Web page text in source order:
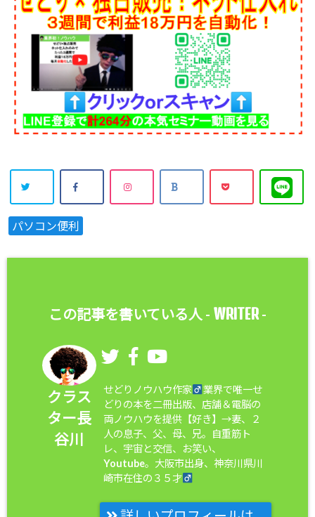
パソコン便利
この記事を書いている人 - WRITER-
クラス
ター長
谷川
せどりノウハウ作家
業界で唯一せ
どりの本を二冊出版、店舗＆電脳の
両ノウハウを提供【好き】→妻、２
人の息子、父、母、兄。自重筋ト
レ、宇宙と交信、お笑い、
Youtube。大阪市出身、神奈川県川
崎市在住の３５才